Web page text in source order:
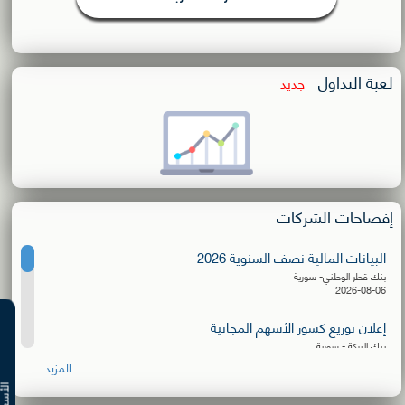
لعبة التداول جديد
إفصاحات الشركات
البيانات المالية نصف السنوية 2026
بنك قطر الوطني- سورية
2026-08-06
إعلان توزيع كسور الأسهم المجانية
بنك البركة - سورية
البيانات المالية نصف السنوية 2026
المزيد